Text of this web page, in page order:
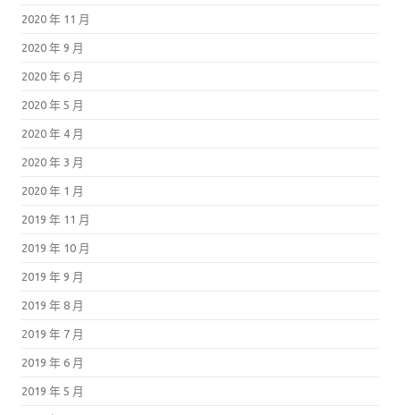
2020 年 11 月
2020 年 9 月
2020 年 6 月
2020 年 5 月
2020 年 4 月
2020 年 3 月
2020 年 1 月
2019 年 11 月
2019 年 10 月
2019 年 9 月
2019 年 8 月
2019 年 7 月
2019 年 6 月
2019 年 5 月